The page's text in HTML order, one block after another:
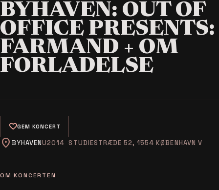
BYHAVEN: OUT OF
OFFICE PRESENTS:
FARMAND + OM
FORLADELSE
favoriteGEM KONCERT
location_on BYHAVEN STUDIESTRÆDE 52, 1554 KØBENHAVN V
OM KONCERTEN